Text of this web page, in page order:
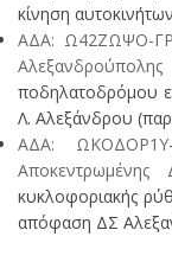
κίνηση
ΑΔΑ: Ω42ΖΩΨΟ-
Αλεξανδρούπολης
ποδηλατοδρόμου
Λ. Αλεξάνδρου
ΑΔΑ:
Αποκεντρωμένης
κυκλοφοριακής
απόφαση ΔΣ